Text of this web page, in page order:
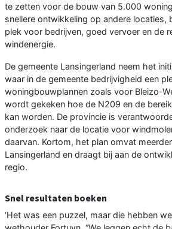
te zetten voor de bouw van 5.000
snellere ontwikkeling op andere locaties,
plek voor bedrijven, goed vervoer en de
windenergie.
De gemeente Lansingerland neem het
waar in de gemeente bedrijvigheid een
woningbouwplannen zoals voor Bleizo-
wordt gekeken hoe de N209 en de
kan worden. De provincie is
onderzoek naar de locatie voor
daarvan. Kortom, het plan omvat
Lansingerland en draagt bij aan de
regio.
Snel resultaten boeken
‘Het was een puzzel, maar die hebben